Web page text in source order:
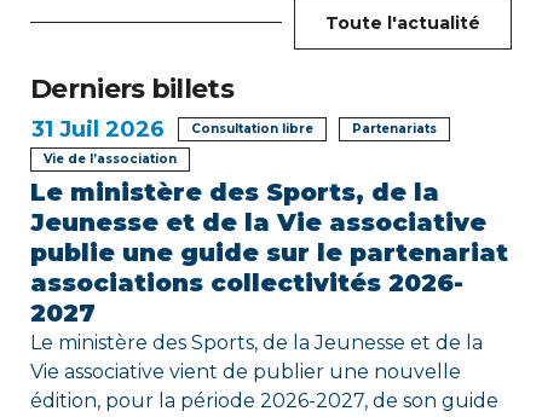
’
a
r
t
i
c
l
Toute l'actualité
Derniers billets
31 Juil 2026 Consultation libre
Partenariats
Vie de l’association
Le ministère des Sports, de la
Jeunesse et de la Vie associative
publie une guide sur le partenariat
associations collectivités 2026-
2027
Le ministère des Sports, de la Jeunesse et de la
Vie associative vient de publier une nouvelle
édition, pour la période 2026-2027, de son guide